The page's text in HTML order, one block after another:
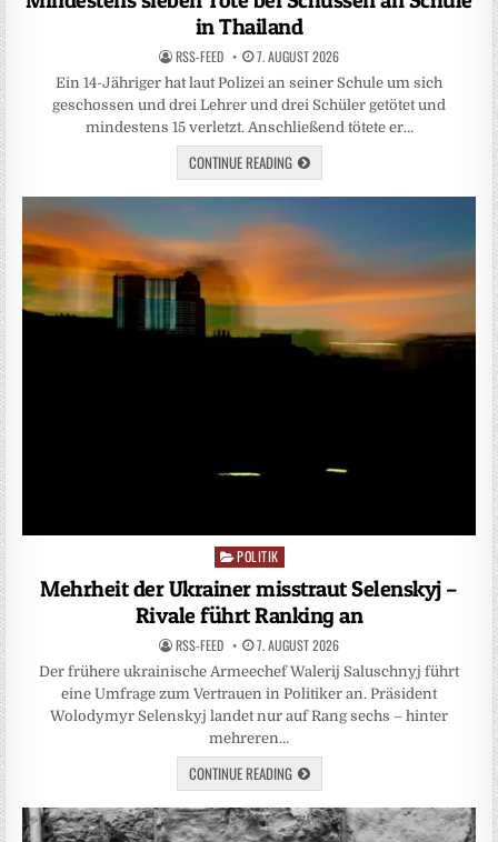
in Thailand
RSS-FEED 7. AUGUST 2026
Ein 14-Jähriger hat laut Polizei an seiner Schule um sich
geschossen und drei Lehrer und drei Schüler getötet und
mindestens 15 verletzt. Anschließend tötete er…
CONTINUE READING
Posted
in
POLITIK
Mehrheit der Ukrainer misstraut Selenskyj –
Rivale führt Ranking an
RSS-FEED 7. AUGUST 2026
Der frühere ukrainische Armeechef Walerij Saluschnyj führt
eine Umfrage zum Vertrauen in Politiker an. Präsident
Wolodymyr Selenskyj landet nur auf Rang sechs – hinter
mehreren…
CONTINUE READING